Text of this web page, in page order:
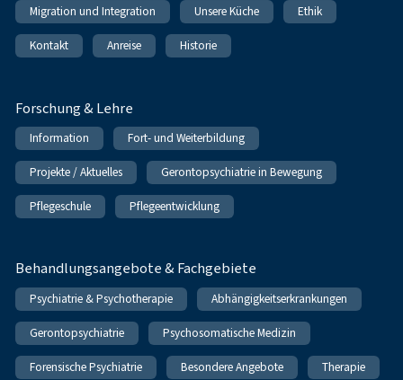
Migration und Integration Unsere Küche Ethik
Kontakt Anreise Historie
Forschung & Lehre
Information Fort- und Weiterbildung
Projekte / Aktuelles Gerontopsychiatrie in Bewegung
Pflegeschule Pflegeentwicklung
Behandlungsangebote & Fachgebiete
Psychiatrie & Psychotherapie Abhängigkeitserkrankungen
Gerontopsychiatrie Psychosomatische Medizin
Forensische Psychiatrie Besondere Angebote Therapie